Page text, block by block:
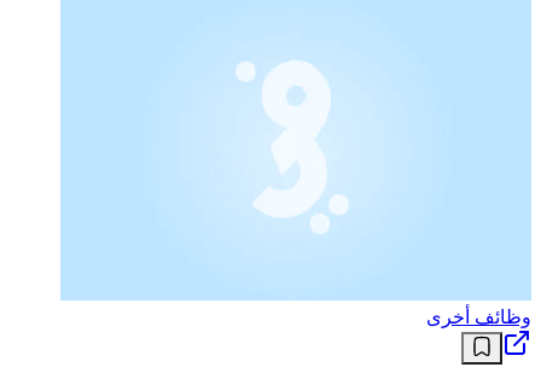
وظائف أخرى